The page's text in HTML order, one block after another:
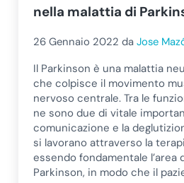
nella malattia di
26 Gennaio 2022 daJose
Il Parkinson è una malattia
che colpisce il movimento
nervoso centrale. Tra le
ne sono due di vitale
comunicazione e la
si lavorano attraverso la
essendo fondamentale l’area
Parkinson, in modo che il